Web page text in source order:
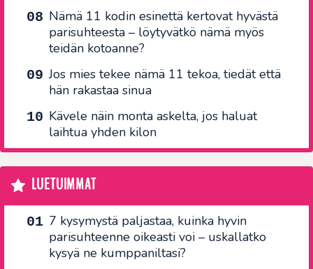
Nämä 11 kodin esinettä kertovat hyvästä
parisuhteesta – löytyvätkö nämä myös
teidän kotoanne?
Jos mies tekee nämä 11 tekoa, tiedät että
hän rakastaa sinua
Kävele näin monta askelta, jos haluat
laihtua yhden kilon
LUETUIMMAT
7 kysymystä paljastaa, kuinka hyvin
parisuhteenne oikeasti voi – uskallatko
kysyä ne kumppaniltasi?